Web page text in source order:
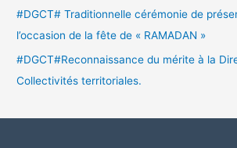
#DGCT# Traditionnelle cérémonie de
l’occasion de la fête de « RAMADAN »
#DGCT#Reconnaissance du mérite à la
Collectivités territoriales.